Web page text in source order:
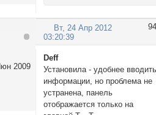
94
Вт, 24 Апр 2012
03:20:39
2009
Deff
Установила - удобнее
информации, но проблема не
устранена, панель
отображается только на